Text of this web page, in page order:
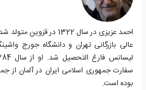
احمد عزیزی در سال 1322
عالی بازرگانی تهران و دانشگاه جورج
سفارت جمهوری اسلامی ایران در آلمان
بوده است.